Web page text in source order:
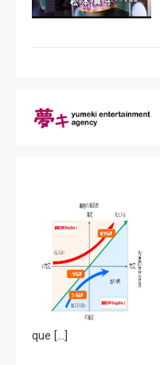
que […]